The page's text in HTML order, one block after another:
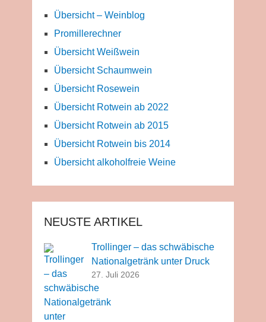
Übersicht – Weinblog
Promillerechner
Übersicht Weißwein
Übersicht Schaumwein
Übersicht Rosewein
Übersicht Rotwein ab 2022
Übersicht Rotwein ab 2015
Übersicht Rotwein bis 2014
Übersicht alkoholfreie Weine
NEUSTE ARTIKEL
Trollinger – das schwäbische
Nationalgetränk unter Druck
27. Juli 2026